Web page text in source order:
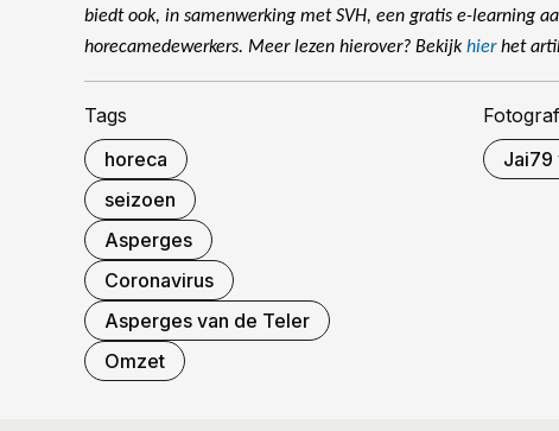
biedt ook, in samenwerking met SVH, een gratis e-learning
horecamedewerkers. Meer lezen hierover? Bekijkhierhet
Tags
horeca
seizoen
Asperges
Coronavirus
Asperges van de Teler
Omzet
Jai79